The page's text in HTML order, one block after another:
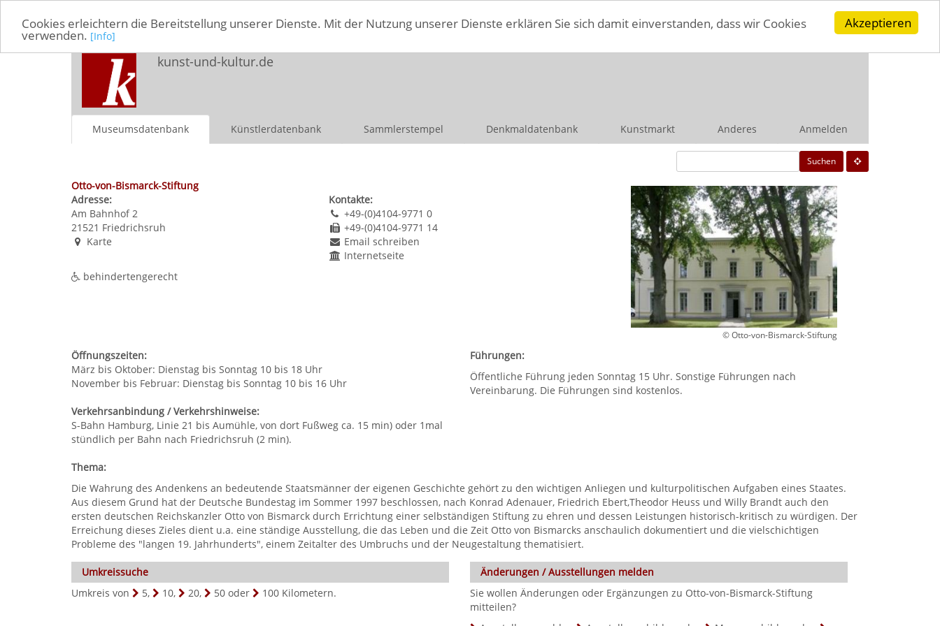
Akzeptieren
Cookies erleichtern die Bereitstellung unserer Dienste. Mit der Nutzung unserer Dienste erklären Sie sich damit einverstanden, dass wir Cookies
verwenden. [Info]
kunst-und-kultur.de
Museumsdatenbank Künstlerdatenbank Sammlerstempel Denkmaldatenbank Kunstmarkt Anderes Anmelden
Suchen
Otto-von-Bismarck-Stiftung
Adresse:
Am Bahnhof 2
21521 Friedrichsruh
Karte
behindertengerecht
Kontakte:
+49-(0)4104-9771 0
+49-(0)4104-9771 14
Email schreiben
Internetseite
© Otto-von-Bismarck-Stiftung
Öffnungszeiten:
März bis Oktober: Dienstag bis Sonntag 10 bis 18 Uhr
November bis Februar: Dienstag bis Sonntag 10 bis 16 Uhr
Führungen:
Öffentliche Führung jeden Sonntag 15 Uhr. Sonstige Führungen nach
Vereinbarung. Die Führungen sind kostenlos.
Verkehrsanbindung / Verkehrshinweise:
S-Bahn Hamburg, Linie 21 bis Aumühle, von dort Fußweg ca. 15 min) oder 1mal
stündlich per Bahn nach Friedrichsruh (2 min).
Thema:
Die Wahrung des Andenkens an bedeutende Staatsmänner der eigenen Geschichte gehört zu den wichtigen Anliegen und kulturpolitischen Aufgaben eines Staates.
Aus diesem Grund hat der Deutsche Bundestag im Sommer 1997 beschlossen, nach Konrad Adenauer, Friedrich Ebert,Theodor Heuss und Willy Brandt auch den
ersten deutschen Reichskanzler Otto von Bismarck durch Errichtung einer selbständigen Stiftung zu ehren und dessen Leistungen historisch-kritisch zu würdigen. Der
Erreichung dieses Zieles dient u.a. eine ständige Ausstellung, die das Leben und die Zeit Otto von Bismarcks anschaulich dokumentiert und die vielschichtigen
Probleme des "langen 19. Jahrhunderts", einem Zeitalter des Umbruchs und der Neugestaltung thematisiert.
Umkreissuche
Umkreis von
5, 10, 20, 50 oder 100 Kilometern.
Änderungen / Ausstellungen melden
Sie wollen Änderungen oder Ergänzungen zu Otto-von-Bismarck-Stiftung
mitteilen?